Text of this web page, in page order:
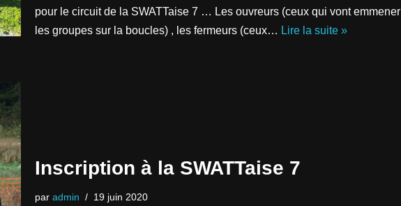
pour le circuit de la SWATTaise 7 … Les ouvreurs (ceux qui vont emmener
les groupes sur la boucles) , les fermeurs (ceux… Lire la suite »
Inscription à la SWATTaise 7
par admin 19 juin 2020